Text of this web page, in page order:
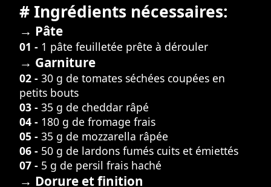
# Ingrédients nécessaires:
→ Pâte
01 - 1 pâte feuilletée prête à dérouler
→ Garniture
02 - 30 g de tomates séchées coupées en
petits bouts
03 - 35 g de cheddar râpé
04 - 180 g de fromage frais
05 - 35 g de mozzarella râpée
06 - 50 g de lardons fumés cuits et émiettés
07 - 5 g de persil frais haché
→ Dorure et finition